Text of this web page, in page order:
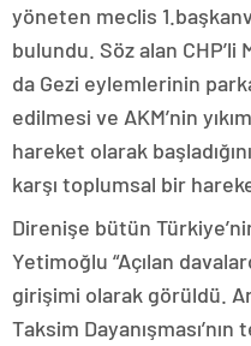
yöneten meclis
bulundu. Söz alan
da Gezi eylemlerinin
edilmesi ve AKM’nin
hareket olarak
karşı toplumsal bir
Direnişe bütün
Yetimoğlu “Açılan
girişimi olarak görüldü.
Taksim